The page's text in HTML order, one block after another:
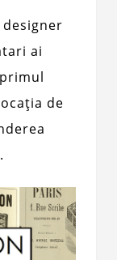
ai
de